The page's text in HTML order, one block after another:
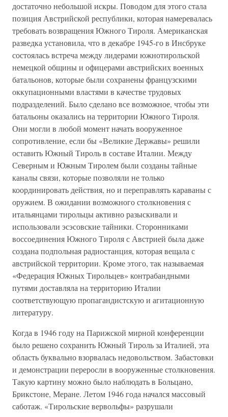
достаточно небольшой искры. Поводом для этого стала
позиция Австрийской республики, которая намеревалась
требовать возвращения Южного Тироля. Американская
разведка установила, что в декабре 1945-го в Инсбруке
состоялась встреча между лидерами южнотирольской
немецкой общины и офицерами австрийских военных
батальонов, которые были сохранены французскими
оккупационными властями в качестве трудовых
подразделений. Было сделано все возможное, чтобы эти
батальоны оказались на территории Южного Тироля.
Они могли в любой момент начать вооруженное
сопротивление, если бы «Великие Державы» решили
оставить Южный Тироль в составе Италии. Между
Северным и Южным Тиролем были созданы тайные
каналы связи, которые позволяли не только
координировать действия, но и переправлять караваны с
оружием. В ожидании возможного столкновения с
итальянцами тирольцы активно разыскивали и
использовали эсэсовские тайники. Сторонниками
воссоединения Южного Тироля с Австрией была даже
создана подпольная радиостанция, которая вещала с
австрийской территории. Кроме этого, так называемая
«Федерация Южных Тирольцев» контрабандными
путями доставляла на территорию Италии
соответствующую пропагандистскую и агитационную
литературу.
Когда в 1946 году на Парижской мирной конференции
было решено сохранить Южный Тироль за Италией, эта
область буквально взорвалась недовольством. Забастовки
и демонстрации переросли в вооруженные столкновения.
Такую картину можно было наблюдать в Больцано,
Брикстоне, Меране. Летом 1946 года начался массовый
саботаж. «Тирольские вервольфы» разрушали